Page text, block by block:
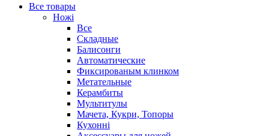
Все товары
Ножі
Все
Складные
Балисонги
Автоматические
Фиксированым клинком
Метательные
Керамбиты
Мультитулы
Мачета, Кукри, Топоры
Кухонні